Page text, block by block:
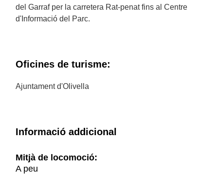
del Garraf per la carretera Rat-penat fins al Centre
d'Informació del Parc.
Oficines de turisme:
Ajuntament d'Olivella
Informació addicional
Mitjà de locomoció:
A peu